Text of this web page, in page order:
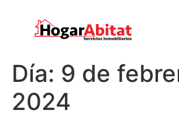
Día: 9 de
2024